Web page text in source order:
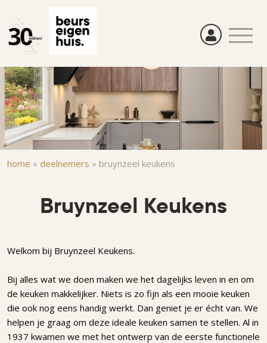
naar
de
gaan
Kruimelpad
home » deelnemers » bruynzeel keukens
Bruynzeel Keukens
Welkom bij Bruynzeel Keukens.
Bij alles wat we doen maken we het dagelijks leven in en om
de keuken makkelijker. Niets is zo fijn als een mooie keuken
die ook nog eens handig werkt. Dan geniet je er écht van. We
helpen je graag om deze ideale keuken samen te stellen. Al in
1937 kwamen we met het ontwerp van de eerste functionele